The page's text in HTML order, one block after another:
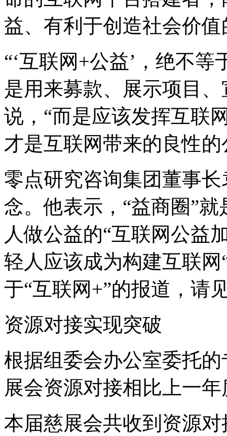
益、有利于创造社会价
“‘互联网+公益’，绝不
是用来募款、展示项目
说，“而是应该发挥互联
才是互联网带来的良性的
零点研究咨询集团董事
念。他表示，“益商圈”
人做公益的“互联网公益
轻人应该成为构建互联
于“互联网+”的报道，请
资源对接实现突破
根据组委会办公室委托
展会资源对接相比上一
本届慈展会共收到资源